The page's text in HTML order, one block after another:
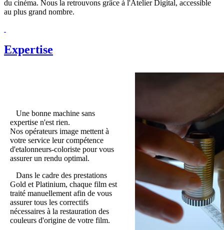
du cinéma. Nous la retrouvons grâce à l'Atelier Digital, accessible
au plus grand nombre.
Expertise
Une bonne machine sans
expertise n'est rien.
Nos opérateurs image mettent à
votre service leur compétence
d'etalonneurs-coloriste pour vous
assurer un rendu optimal.
Dans le cadre des prestations
Gold et Platinium, chaque film est
traité manuellement afin de vous
assurer tous les correctifs
nécessaires à la restauration des
couleurs d'origine de votre film.